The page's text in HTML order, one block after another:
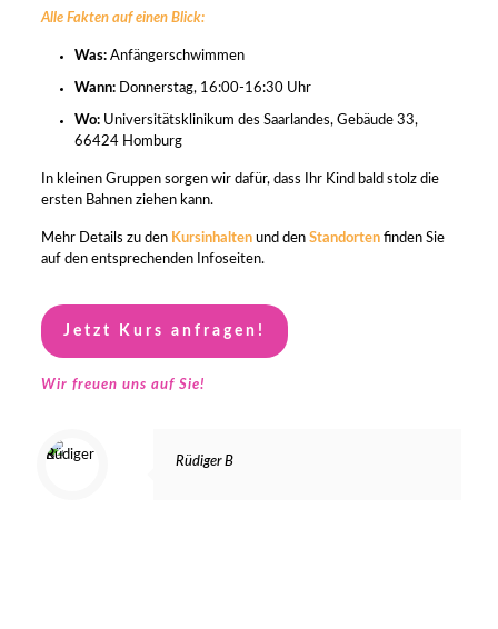
Alle Fakten auf einen Blick:
Was:Anfängerschwimmen
Wann:Donnerstag, 16:00-16:30 Uhr
Wo: Universitätsklinikum des Saarlandes, Gebäude 33,
66424 Homburg
In kleinen Gruppen sorgen wir dafür, dass Ihr Kind bald stolz die
ersten Bahnen ziehen kann.
Mehr Details zu den Kursinhaltenund den Standortenfinden Sie
auf den entsprechenden Infoseiten.
Jetzt Kurs anfragen!
Wir freuen uns auf Sie!
Rüdiger B